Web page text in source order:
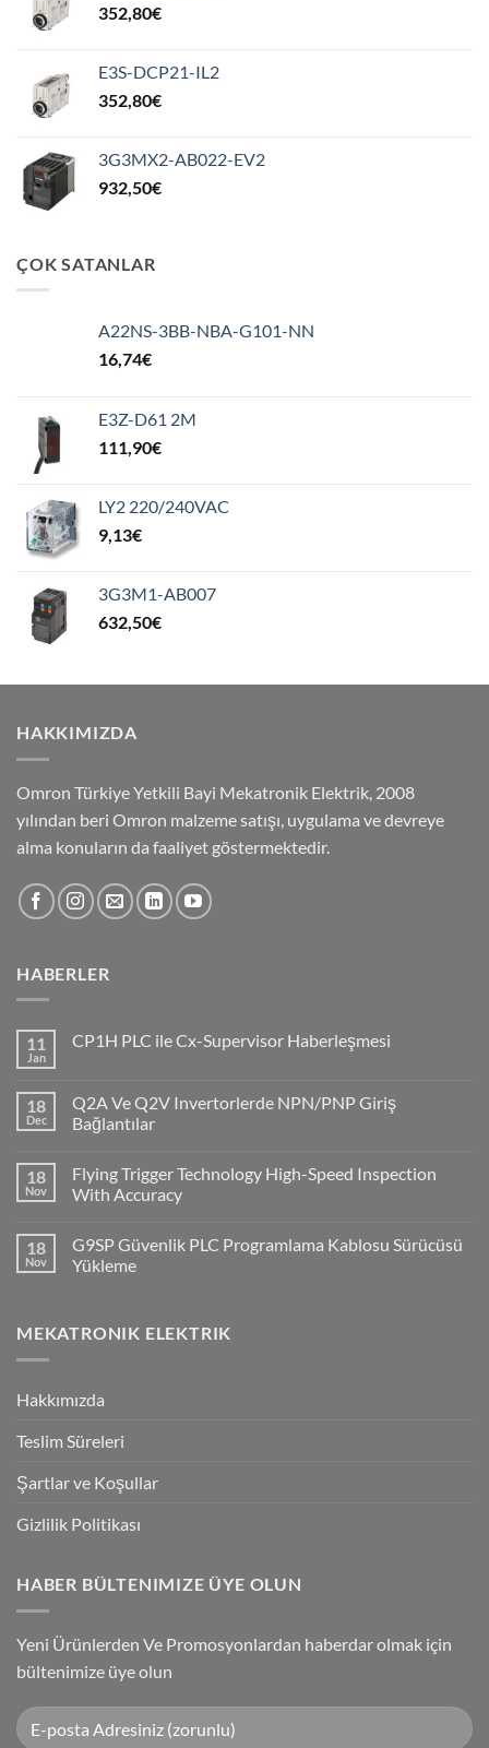
352,80€
E3S-DCP21-IL2
352,80€
3G3MX2-AB022-EV2
932,50€
ÇOK SATANLAR
A22NS-3BB-NBA-G101-NN
16,74€
E3Z-D61 2M
111,90€
LY2 220/240VAC
9,13€
3G3M1-AB007
632,50€
HAKKIMIZDA
Omron Türkiye Yetkili Bayi Mekatronik Elektrik, 2008
yılından beri Omron malzeme satışı, uygulama ve devreye
alma konuların da faaliyet göstermektedir.
HABERLER
11
Jan
CP1H PLC ile Cx-Supervisor Haberleşmesi
CP1H
PLC
ile
Haberleşmesi
18
Dec
Q2A Ve Q2V Invertorlerde NPN/PNP Giriş
Bağlantılar
on
Q2A
Ve
NPN/PNP
Giriş
Bağlantılar
18
Nov
Flying Trigger Technology High-Speed Inspection
With Accuracy
on
Flying
Trigger
Inspection
With
18
Nov
G9SP Güvenlik PLC Programlama Kablosu Sürücüsü
Yükleme
G9SP
Güvenlik
Sürücüsü
MEKATRONIK ELEKTRIK
Hakkımızda
Teslim Süreleri
Şartlar ve Koşullar
Gizlilik Politikası
HABER BÜLTENIMIZE ÜYE OLUN
Yeni Ürünlerden Ve Promosyonlardan haberdar olmak için
bültenimize üye olun